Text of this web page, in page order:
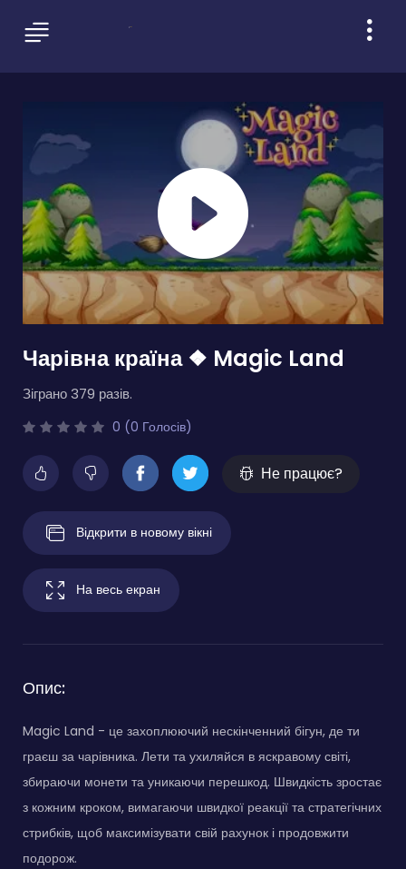
Чарівна країна ❖ Magic Land
Зіграно 379 разів.
0 (0 Голосів)
Не працює?
Відкрити в новому вікні
На весь екран
Опис:
Magic Land - це захоплюючий нескінченний бігун, де ти
граєш за чарівника. Лети та ухиляйся в яскравому світі,
збираючи монети та уникаючи перешкод. Швидкість зростає
з кожним кроком, вимагаючи швидкої реакції та стратегічних
стрибків, щоб максимізувати свій рахунок і продовжити
подорож.